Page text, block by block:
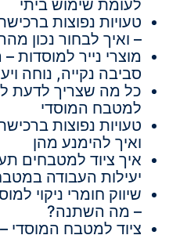
לעומת שימוש ביתי
טעויות נפוצות
– ואיך לבחור נכון
מוצרי נייר למוסדות
סביבה נקייה, נוחה
כל מה שצריך לדעת
למטבח המוסדי
טעויות נפוצות
ואיך להימנע מהן
איך ציוד למטבחים
יעילות העבודה
שיווק חומרי ניקוי
– מה השתנה?
ציוד למטבח המוסדי